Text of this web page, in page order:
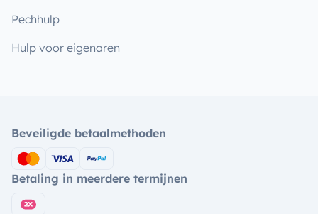
Pechhulp
Hulp voor eigenaren
Beveiligde betaalmethoden
Betaling in meerdere termijnen